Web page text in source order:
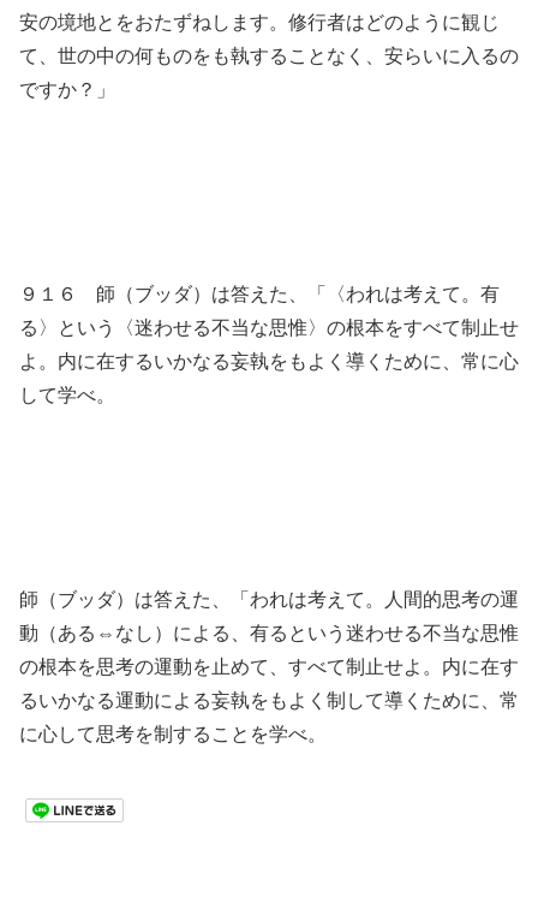
安の境地とをおたずねします。修行者はどのように観じ
て、世の中の何ものをも執することなく、安らいに入るの
ですか？」
９１６ 師（ブッダ）は答えた、「〈われは考えて。有
る〉という〈迷わせる不当な思惟〉の根本をすべて制止せ
よ。内に在するいかなる妄執をもよく導くために、常に心
して学べ。
師（ブッダ）は答えた、「われは考えて。人間的思考の運
動（ある⇔なし）による、有るという迷わせる不当な思惟
の根本を思考の運動を止めて、すべて制止せよ。内に在す
るいかなる運動による妄執をもよく制して導くために、常
に心して思考を制することを学べ。